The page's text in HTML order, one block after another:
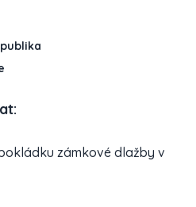
zámkové dlažby v